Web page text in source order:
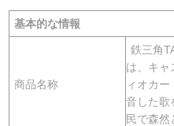
基本的な情報
商品名称
鉄三角
は、キャ
ィオカ
音した歌
民で森然